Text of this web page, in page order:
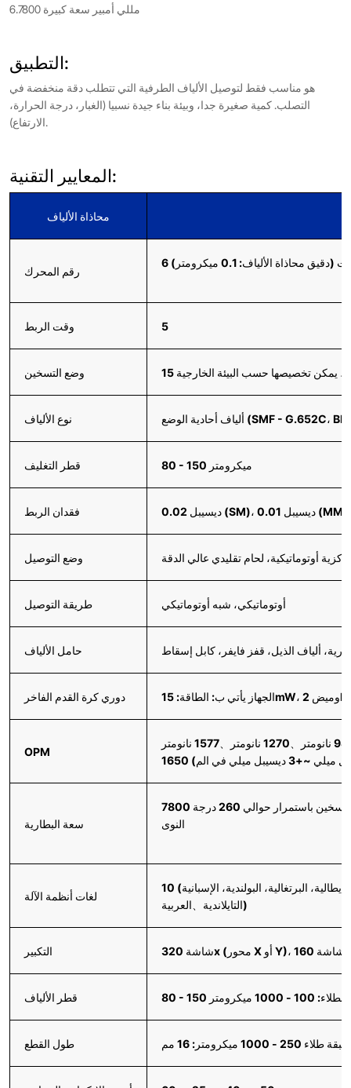
6.7800 مللي أمبير سعة كبيرة
التطبيق:
هو مناسب فقط لتوصيل الألياف الطرفية التي تتطلب دقة منخفضة في
التصلب. كمية صغيرة جدا، وبيئة بناء جيدة نسبيا (الغبار، درجة الحرارة،
الارتفاع).
المعايير التقنية:
محاذاة الألياف
رقم المحرك
(دقيق محاذاة الألياف: 0.1 ميكرومتر)
وقت الربط 5
وضع التسخين يمكن تخصيصها حسب البيئة الخارجية
نوع الألياف
قطر التغليف 80 - 150 ميكرومتر
فقدان الربط
وضع التوصيل أوتوماتيكية، لحام تقليدي عالي الدقة
طريقة التوصيل أوتوماتيكي، شبه أوتوماتيكي
حامل الألياف ألياف الذيل، قفز فايفر، كابل إسقاط
دوري كرة القدم الفاخر
OPM
سعة البطارية النوى
لغات أنظمة الآلة
البرتغالية، البولندية، الإسبانية)
التايلاندية、العربية)
التكبير
قطر الألياف 1000 ميكرومتر
طول القطع